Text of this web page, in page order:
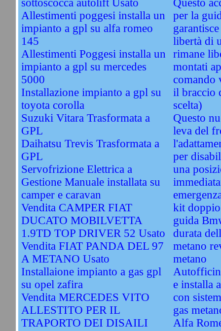
sottoscocca autolift Usato
Allestimenti poggesi installa un
impianto a gpl su alfa romeo
145
Allestimenti Poggesi installa un
impianto a gpl su mercedes
5000
Installazione impianto a gpl su
toyota corolla
Suzuki Vitara Trasformata a
GPL
Daihatsu Trevis Trasformata a
GPL
Servofrizione Elettrica a
Gestione Manuale installata su
camper e caravan
Vendita CAMPER FIAT
DUCATO MOBILVETTA
1.9TD TOP DRIVER 52 Usato
Vendita FIAT PANDA DEL 97
A METANO Usato
Installaione impianto a gas gpl
su opel zafira
Vendita MERCEDES VITO
ALLESTITO PER IL
TRAPORTO DEI DISAILI
Questo
per la
libertà di
rimane
montati
comando
il braccio
scelta)
Questo
leva del
per
una
kit
guida
durata
metano
metano
e installa
con
gas
Alfa